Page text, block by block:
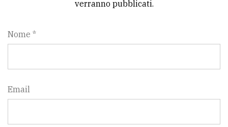
verranno pubblicati.
Nome *
Email